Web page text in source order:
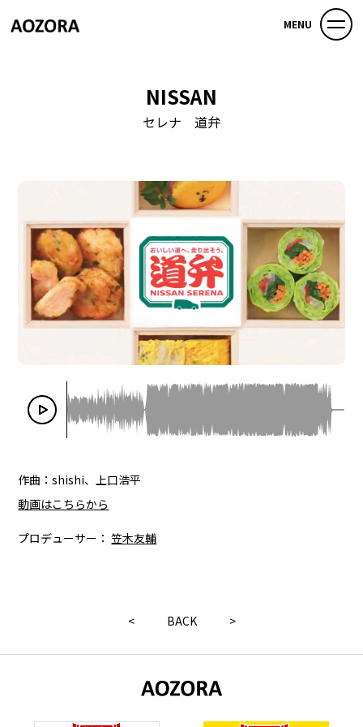
MENU
NISSAN
セレナ 道弁
作曲：shishi、上口浩平
動画はこちらから
プロデューサー：笠木友輔
< BACK >